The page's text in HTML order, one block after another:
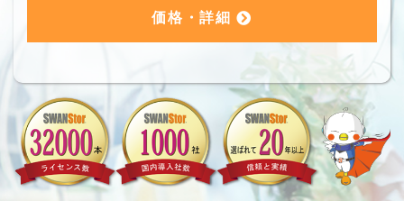
価格・詳細